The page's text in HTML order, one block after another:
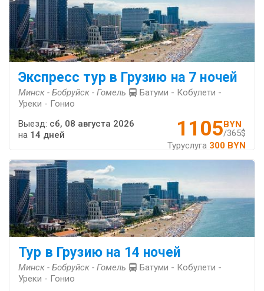
Экспресс тур в Грузию на 7 ночей
Минск - Бобруйск - Гомель
Батуми - Кобулети -
Уреки - Гонио
1105BYN
/365$
Туруслуга 300 BYN
Выезд: сб, 08 августа 2026
на 14 дней
Тур в Грузию на 14 ночей
Минск - Бобруйск - Гомель
Батуми - Кобулети -
Уреки - Гонио